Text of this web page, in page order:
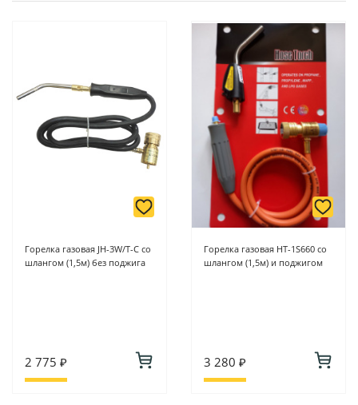
Горелка газовая JH-3W/T-C со
шлангом (1,5м) без поджига
2 775 ₽
Горелка газовая HT-1S660 со
шлангом (1,5м) и поджигом
3 280 ₽